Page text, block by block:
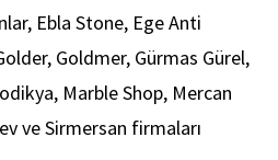
Ebla Stone, Ege Anti
Goldmer, Gürmas Gürel,
Marble Shop, Mercan
ve Sirmersan firmaları